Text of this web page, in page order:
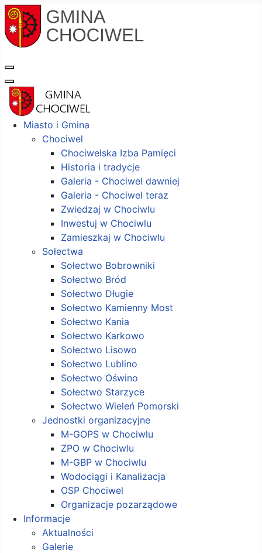
Miasto i Gmina
Chociwel
Chociwelska Izba Pamięci
Historia i tradycje
Galeria - Chociwel dawniej
Galeria - Chociwel teraz
Zwiedzaj w Chociwlu
Inwestuj w Chociwlu
Zamieszkaj w Chociwlu
Sołectwa
Sołectwo Bobrowniki
Sołectwo Bród
Sołectwo Długie
Sołectwo Kamienny Most
Sołectwo Kania
Sołectwo Karkowo
Sołectwo Lisowo
Sołectwo Lublino
Sołectwo Oświno
Sołectwo Starzyce
Sołectwo Wieleń Pomorski
Jednostki organizacyjne
M-GOPS w Chociwlu
ZPO w Chociwlu
M-GBP w Chociwlu
Wodociągi i Kanalizacja
OSP Chociwel
Organizacje pozarządowe
Informacje
Aktualności
Galerie